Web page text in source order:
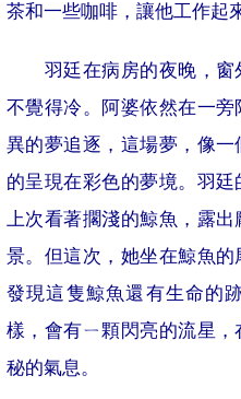
茶和一些咖啡，讓他工作起
羽廷在病房的夜晚，窗
不覺得冷。阿婆依然在一
異的夢追逐，這場夢，像
的呈現在彩色的夢境。羽
上次看著擱淺的鯨魚，露
景。但這次，她坐在鯨魚
發現這隻鯨魚還有生命的
樣，會有ㄧ顆閃亮的流星
秘的氣息。